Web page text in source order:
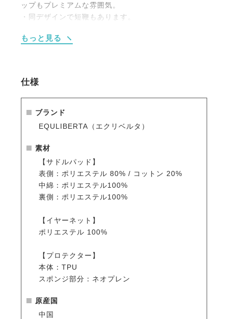
ップもプレミアムな雰囲気。
・同デザインで短鞭もあります。
キーホルダーが取り付けられます。
い。
【サドルパッド】
・上品さが際立つ、クラシックなキルティングデザイ
・馬体にやさしくフィットし、クッション性に優れた
快適な乗り心地。
・ネイビー×ホワイトのブレードパイピングが、洗練
された印象を演出。
・同系色のイヤーネットや馬具とのコーディネートも
・さりげないロゴ刺繍入りと、シンプルな無地タイプ
からお選びいただけます。
【イヤーネット】
・馬の耳を虫や騒音から守る、実用性とデザイン性を
兼ね備えたイヤーネット。
着け心地。
・耳部分はやわらかくフィットし、違和感を与えにく
もっと見る
仕様
ブランド
EQULIBERTA（エクリベルタ）
素材
【サドルパッド】
表側：ポリエステル 80% / コットン 20%
中綿：ポリエステル100%
裏側：ポリエステル100%
【イヤーネット】
ポリエステル 100%
【プロテクター】
本体：TPU
スポンジ部分：ネオプレン
原産国
中国